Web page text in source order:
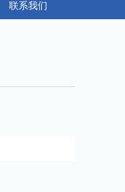
联系我们